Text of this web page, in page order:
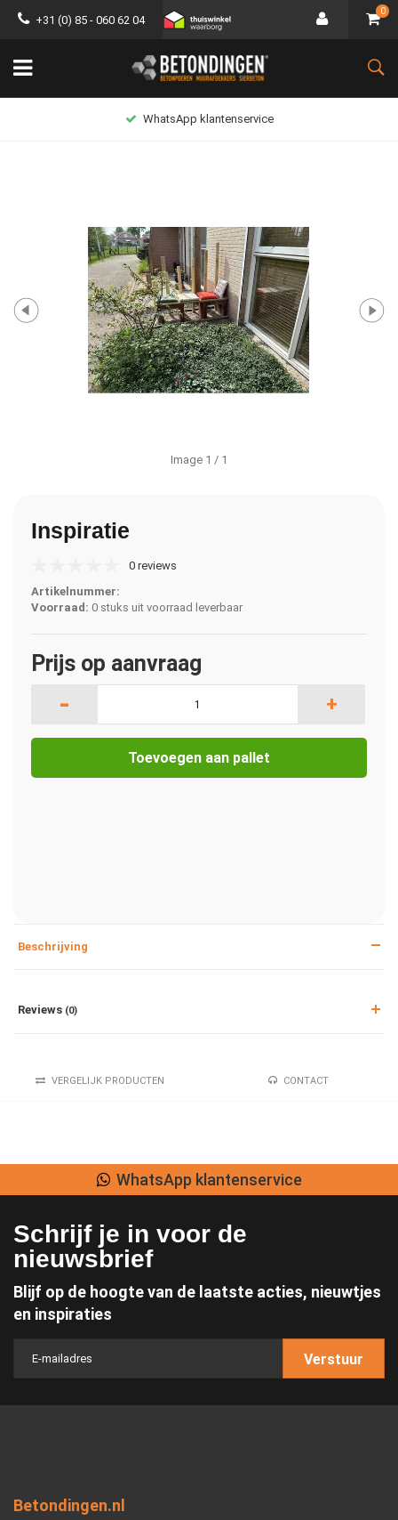
+31 (0) 85 - 060 62 04
0
WhatsApp klantenservice
Image 1 / 1
Inspiratie
0 reviews
Artikelnummer:
Voorraad: 0 stuks uit voorraad leverbaar
Prijs op aanvraag
- +
Toevoegen aan pallet
Beschrijving
Reviews (0)
VERGELIJK PRODUCTEN CONTACT
WhatsApp klantenservice
Schrijf je in voor de
nieuwsbrief
Blijf op de hoogte van de laatste acties, nieuwtjes
en inspiraties
Verstuur
Betondingen.nl